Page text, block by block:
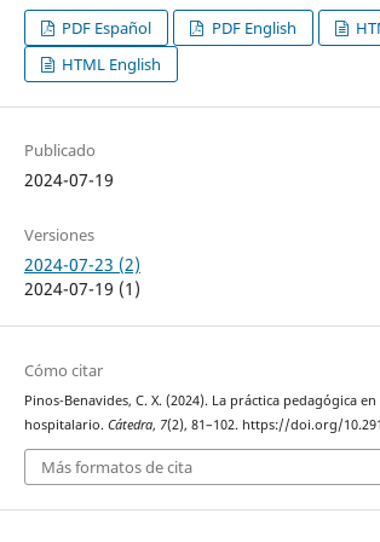
PDF Español PDF English
HTML English
Publicado
2024-07-19
Versiones
2024-07-23 (2)
2024-07-19 (1)
Cómo citar
Pinos-Benavides, C. X. (2024). La práctica pedagógica
hospitalario. Cátedra, 7(2), 81–102. https://doi.org/
Más formatos de cita